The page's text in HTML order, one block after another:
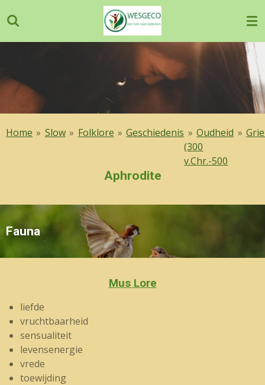
direct
naar
Home » Slow » Folklore » Geschiedenis » Oudheid
(300
v.Chr.-500
»
Aphrodite
Fauna
Mus Lore
liefde
vruchtbaarheid
sensualiteit
levensenergie
vrede
toewijding